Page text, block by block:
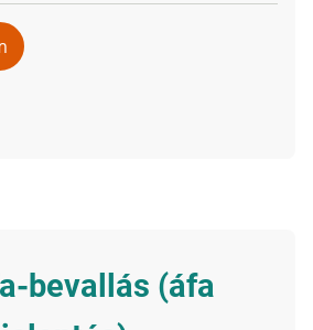
ezt:
Feltöltési
bevallás (áfa